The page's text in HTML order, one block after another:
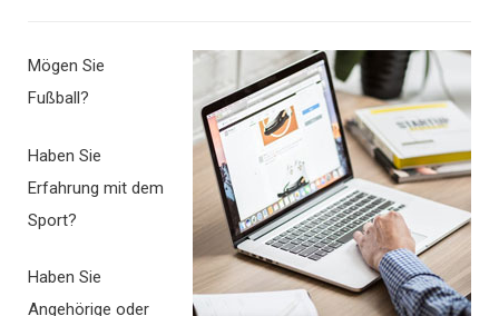
Mögen Sie
Fußball?
Haben Sie
Erfahrung mit dem
Sport?
Haben Sie
Angehörige oder